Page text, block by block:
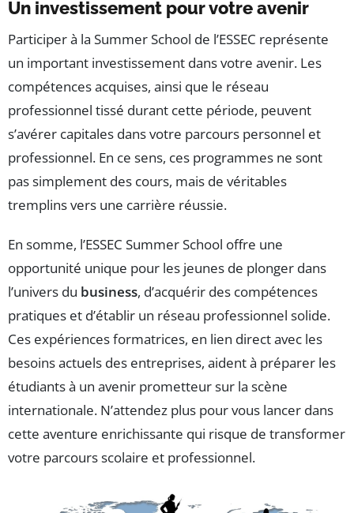
Un investissement pour votre avenir
Participer à la Summer School de l’ESSEC représente
un important investissement dans votre avenir. Les
compétences acquises, ainsi que le réseau
professionnel tissé durant cette période, peuvent
s’avérer capitales dans votre parcours personnel et
professionnel. En ce sens, ces programmes ne sont
pas simplement des cours, mais de véritables
tremplins vers une carrière réussie.
En somme, l’ESSEC Summer School offre une
opportunité unique pour les jeunes de plonger dans
l’univers du business, d’acquérir des compétences
pratiques et d’établir un réseau professionnel solide.
Ces expériences formatrices, en lien direct avec les
besoins actuels des entreprises, aident à préparer les
étudiants à un avenir prometteur sur la scène
internationale. N’attendez plus pour vous lancer dans
cette aventure enrichissante qui risque de transformer
votre parcours scolaire et professionnel.